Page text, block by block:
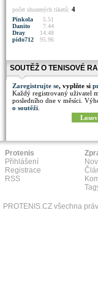
počet shozených tiketů: 4
Pinkola
5.51
Danito
7.44
Dray
14.48
pido712
95.96
SOUTĚŽ O TENISOVÉ
Zaregistrujte se, vyplňte si
Každý registrovaný uživatel
posledního dne v měsíci.
o soutěži
Protenis
Přihlášení
Registrace
RSS
PROTENIS.CZ všechna